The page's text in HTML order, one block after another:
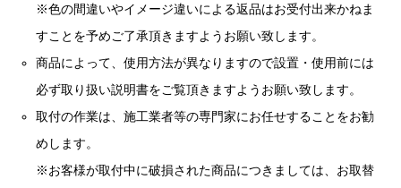
※色の間違いやイメージ違いによる返品はお受付出来かねま
すことを予めご了承頂きますようお願い致します。
商品によって、使用方法が異なりますので設置・使用前には
必ず取り扱い説明書をご覧頂きますようお願い致します。
取付の作業は、施工業者等の専門家にお任せすることをお勧
めします。
※お客様が取付中に破損された商品につきましては、お取替